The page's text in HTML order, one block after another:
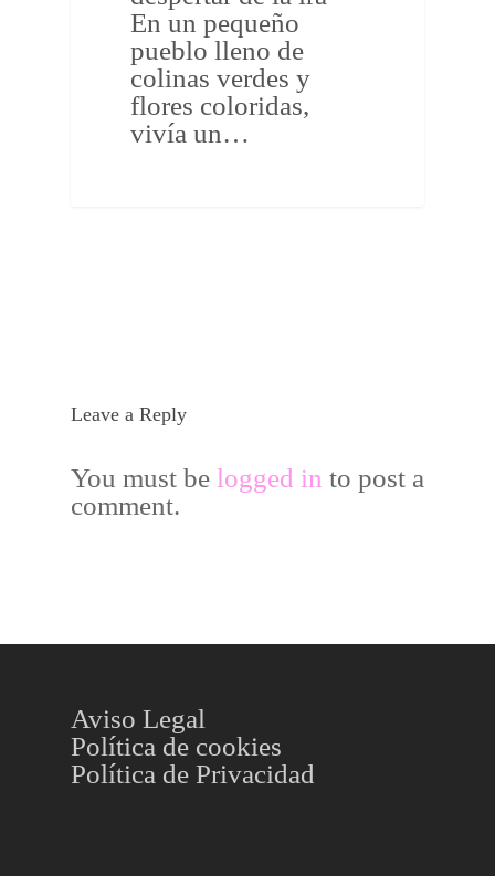
En un pequeño
pueblo lleno de
colinas verdes y
flores coloridas,
vivía un…
Leave a Reply
You must be logged in to post a
comment.
Aviso Legal
Política de cookies
Política de Privacidad